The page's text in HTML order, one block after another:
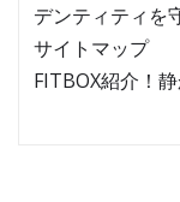
デンティティを
サイトマップ
FITBOX紹介！